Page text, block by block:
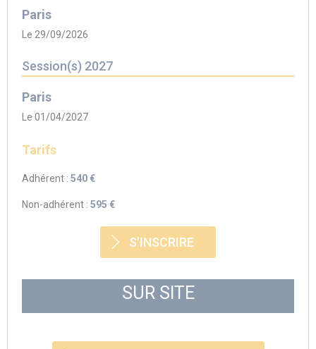
Paris
Le 29/09/2026
Session(s) 2027
Paris
Le 01/04/2027
Tarifs
Adhérent : 540 €
Non-adhérent : 595 €
S'INSCRIRE
SUR SITE